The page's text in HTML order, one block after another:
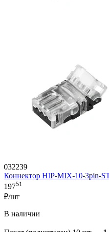
032239
Коннектор HIP-MIX-10-3pin-
19751
₽/шт
В наличии